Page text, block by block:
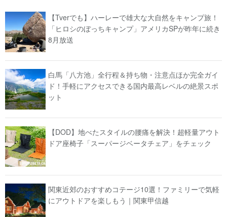
【Tverでも】ハーレーで雄大な大自然をキャンプ旅！
「ヒロシのぼっちキャンプ」アメリカSPが昨年に続き
8月放送
白馬「八方池」全行程＆持ち物・注意点ほか完全ガイ
ド！手軽にアクセスできる国内最高レベルの絶景スポ
ット
【DOD】地べたスタイルの腰痛を解決！超軽量アウト
ドア座椅子「スーパージベータチェア」をチェック
関東近郊のおすすめコテージ10選！ファミリーで気軽
にアウトドアを楽しもう｜関東甲信越